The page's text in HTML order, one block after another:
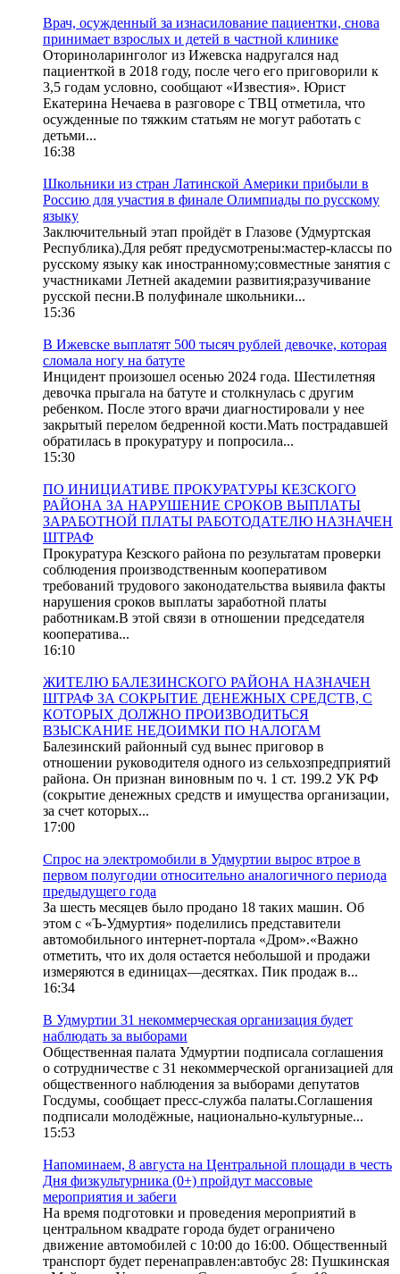
Врач, осужденный за изнасилование пациентки, снова
принимает взрослых и детей в частной клинике
Оториноларинголог из Ижевска надругался над
пациенткой в 2018 году, после чего его приговорили к
3,5 годам условно, сообщают «Известия». Юрист
Екатерина Нечаева в разговоре с ТВЦ отметила, что
осужденные по тяжким статьям не могут работать с
детьми...
16:38
Школьники из стран Латинской Америки прибыли в
Россию для участия в финале Олимпиады по русскому
языку
Заключительный этап пройдёт в Глазове (Удмуртская
Республика).Для ребят предусмотрены:мастер-классы по
русскому языку как иностранному;совместные занятия с
участниками Летней академии развития;разучивание
русской песни.В полуфинале школьники...
15:36
В Ижевске выплатят 500 тысяч рублей девочке, которая
сломала ногу на батуте
Инцидент произошел осенью 2024 года. Шестилетняя
девочка прыгала на батуте и столкнулась с другим
ребенком. После этого врачи диагностировали у нее
закрытый перелом бедренной кости.Мать пострадавшей
обратилась в прокуратуру и попросила...
15:30
ПО ИНИЦИАТИВЕ ПРОКУРАТУРЫ КЕЗСКОГО
РАЙОНА ЗА НАРУШЕНИЕ СРОКОВ ВЫПЛАТЫ
ЗАРАБОТНОЙ ПЛАТЫ РАБОТОДАТЕЛЮ НАЗНАЧЕН
ШТРАФ
Прокуратура Кезского района по результатам проверки
соблюдения производственным кооперативом
требований трудового законодательства выявила факты
нарушения сроков выплаты заработной платы
работникам.В этой связи в отношении председателя
кооператива...
16:10
ЖИТЕЛЮ БАЛЕЗИНСКОГО РАЙОНА НАЗНАЧЕН
ШТРАФ ЗА СОКРЫТИЕ ДЕНЕЖНЫХ СРЕДСТВ, С
КОТОРЫХ ДОЛЖНО ПРОИЗВОДИТЬСЯ
ВЗЫСКАНИЕ НЕДОИМКИ ПО НАЛОГАМ
Балезинский районный суд вынес приговор в
отношении руководителя одного из сельхозпредприятий
района. Он признан виновным по ч. 1 ст. 199.2 УК РФ
(сокрытие денежных средств и имущества организации,
за счет которых...
17:00
Спрос на электромобили в Удмуртии вырос втрое в
первом полугодии относительно аналогичного периода
предыдущего года
За шесть месяцев было продано 18 таких машин. Об
этом с «Ъ-Удмуртия» поделились представители
автомобильного интернет-портала «Дром».«Важно
отметить, что их доля остается небольшой и продажи
измеряются в единицах—десятках. Пик продаж в...
16:34
В Удмуртии 31 некоммерческая организация будет
наблюдать за выборами
Общественная палата Удмуртии подписала соглашения
о сотрудничестве с 31 некоммерческой организацией для
общественного наблюдения за выборами депутатов
Госдумы, сообщает пресс-служба палаты.Соглашения
подписали молодёжные, национально-культурные...
15:53
Напоминаем, 8 августа на Центральной площади в честь
Дня физкультурника (0+) пройдут массовые
мероприятия и забеги
На время подготовки и проведения мероприятий в
центральном квадрате города будет ограничено
движение автомобилей с 10:00 до 16:00. Общественный
транспорт будет перенаправлен:автобус 28: Пушкинская